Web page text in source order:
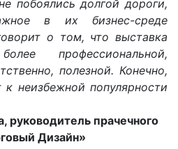
побоялись долгой дороги,
в их бизнес-среде
о том, что выставка
профессиональной,
полезной. Конечно,
к неизбежной популярности
руководитель прачечного
Дизайн»